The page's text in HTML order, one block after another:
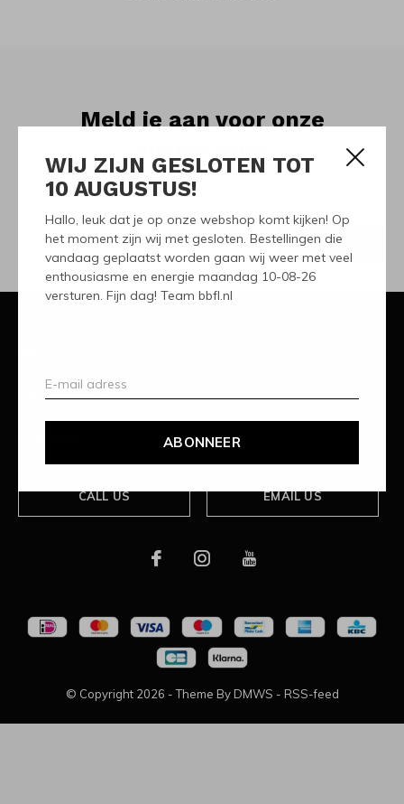
WIJ ZIJN GESLOTEN TOT
10 AUGUSTUS!
Hallo, leuk dat je op onze webshop komt kijken! Op
het moment zijn wij met gesloten. Bestellingen die
vandaag geplaatst worden gaan wij weer met veel
enthousiasme en energie maandag 10-08-26
versturen. Fijn dag! Team bbfl.nl
ABONNEER
Meld je aan voor onze
Ontvang de nieuwste aanbiedingen en promoties
ABONNEER
Categorieën
CALL US EMAIL US
© Copyright 2026 - Theme By DMWS - RSS-feed